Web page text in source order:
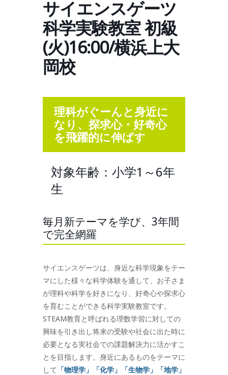
サイエンスゲーツ
科学実験教室 初級
(火)16:00/横浜上大
岡校
理科がぐーんと身近に
なり、探求心・好奇心
を飛躍的に伸ばす
対象年齢：小学1～6年
生
毎月新テーマを学び、3年間
で完全網羅
サイエンスゲーツは、身近な科学現象をテー
マにした様々な科学体験を通して、お子さま
が理科や科学を好きになり、好奇心や探求心
を育むことができる科学実験教室です。
STEAM教育と呼ばれる理数学習に対しての
興味を引き出し将来の受験や社会に出た時に
必要となる実社会での課題解決力に活かすこ
とを目指します。身近にあるものをテーマに
して 「物理学」「化学」「生物学」「地学」